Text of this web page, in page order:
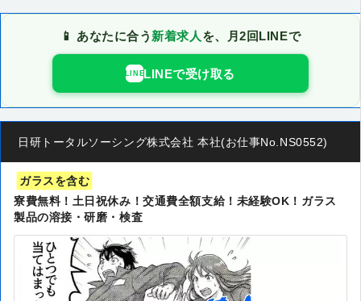
📱 あなたに合う 新着求人 を、月2回LINEで
LINELINEで受け取る
日研トータルソーシング株式会社 本社(お仕事No.NS0552)
ガラスを含む
寮費無料！土日祝休み！交通費全額支給！未経験OK！ガラス
製品の溶接・研磨・検査